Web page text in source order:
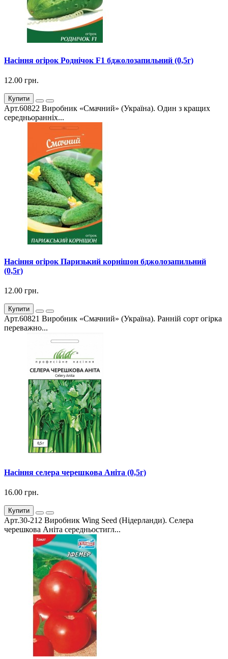
Насіння огірок Роднічок F1 бджолозапильний (0,5г)
12.00 грн.
Купити
Арт.60822 Виробник «Смачний» (Україна). Один з кращих
середньоранніх...
Насіння огірок Паризький корнішон бджолозапильний
(0,5г)
12.00 грн.
Купити
Арт.60821 Виробник «Смачний» (Україна). Ранній сорт огірка
переважно...
Насіння селера черешкова Аніта (0,5г)
16.00 грн.
Купити
Арт.30-212 Виробник Wing Seed (Нідерланди). Селера
черешкова Аніта середньостигл...